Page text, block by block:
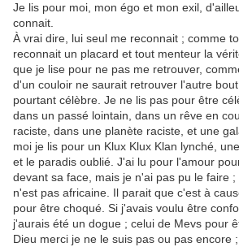
Je lis pour moi, mon égo et mon exil,
connait.
À vrai dire, lui seul me reconnait ; comme
reconnait un placard et tout menteur la
que je lise pour ne pas me retrouver,
d'un couloir ne saurait retrouver l'autre
pourtant célèbre. Je ne lis pas pour être
dans un passé lointain, dans un rêve en
raciste, dans une planète raciste, et une
moi je lis pour un Klux Klux Klan lynché,
et le paradis oublié. J'ai lu pour l'amour
devant sa face, mais je n'ai pas pu le faire ;
n'est pas africaine. Il parait que c'est à
pour être choqué. Si j'avais voulu être
j'aurais été un dogue ; celui de Mevs pour
Dieu merci je ne le suis pas ou pas encore